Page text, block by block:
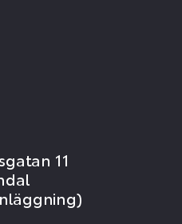
11